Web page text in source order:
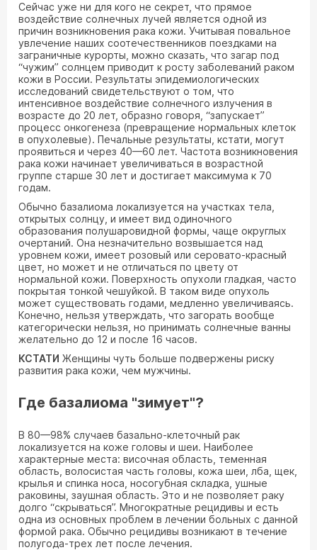
Сейчас уже ни для кого не секрет, что прямое
воздействие солнечных лучей является одной из
причин возникновения рака кожи. Учитывая повальное
увлечение наших соотечественников поездками на
заграничные курорты, можно сказать, что загар под
“чужим” солнцем приводит к росту заболеваний раком
кожи в России. Результаты эпидемиологических
исследований свидетельствуют о том, что
интенсивное воздействие солнечного излучения в
возрасте до 20 лет, образно говоря, “запускает”
процесс онкогенеза (превращение нормальных клеток
в опухолевые). Печальные результаты, кстати, могут
проявиться и через 40—60 лет. Частота возникновения
рака кожи начинает увеличиваться в возрастной
группе старше 30 лет и достигает максимума к 70
годам.
Обычно базалиома локализуется на участках тела,
открытых солнцу, и имеет вид одиночного
образования полушаровидной формы, чаще округлых
очертаний. Она незначительно возвышается над
уровнем кожи, имеет розовый или серовато-красный
цвет, но может и не отличаться по цвету от
нормальной кожи. Поверхность опухоли гладкая, часто
покрытая тонкой чешуйкой. В таком виде опухоль
может существовать годами, медленно увеличиваясь.
Конечно, нельзя утверждать, что загорать вообще
категорически нельзя, но принимать солнечные ванны
желательно до 12 и после 16 часов.
КСТАТИ Женщины чуть больше подвержены риску
развития рака кожи, чем мужчины.
Где базалиома "зимует"?
В 80—98% случаев базально-клеточный рак
локализуется на коже головы и шеи. Наиболее
характерные места: височная область, теменная
область, волосистая часть головы, кожа шеи, лба, щек,
крылья и спинка носа, носогубная складка, ушные
раковины, заушная область. Это и не позволяет раку
долго “скрываться”. Многократные рецидивы и есть
одна из основных проблем в лечении больных с данной
формой рака. Обычно рецидивы возникают в течение
полугода-трех лет после лечения.